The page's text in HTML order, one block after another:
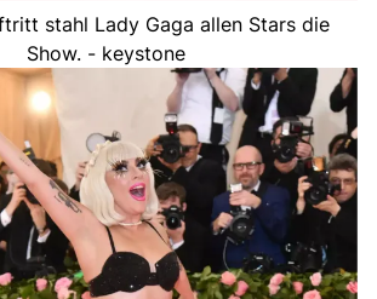
stahl Lady Gaga allen Stars die
Show. - keystone